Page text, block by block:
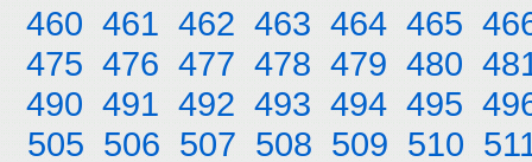
460 461 462 463 464 465
475 476 477 478 479 480
490 491 492 493 494 495
505 506 507 508 509 510